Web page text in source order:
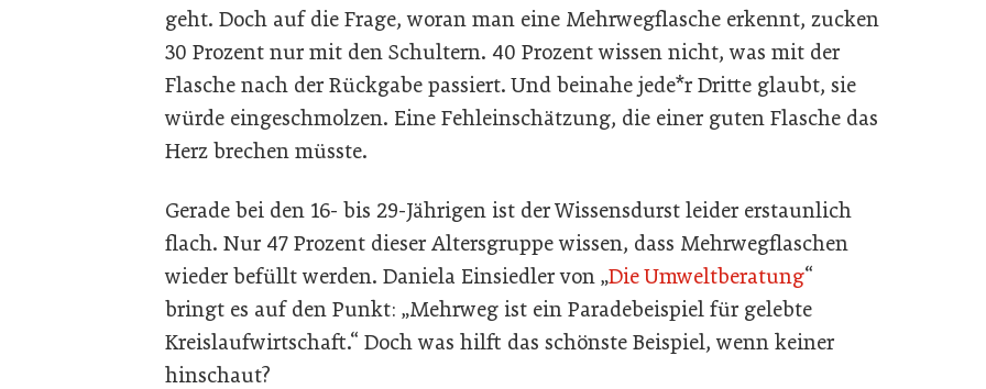
geht. Doch auf die Frage, woran man eine Mehrwegflasche erkennt, zucken
30 Prozent nur mit den Schultern. 40 Prozent wissen nicht, was mit der
Flasche nach der Rückgabe passiert. Und beinahe jede*r Dritte glaubt, sie
würde eingeschmolzen. Eine Fehleinschätzung, die einer guten Flasche das
Herz brechen müsste.
Gerade bei den 16- bis 29-Jährigen ist der Wissensdurst leider erstaunlich
flach. Nur 47 Prozent dieser Altersgruppe wissen, dass Mehrwegflaschen
wieder befüllt werden. Daniela Einsiedler von „Die Umweltberatung“
bringt es auf den Punkt: „Mehrweg ist ein Paradebeispiel für gelebte
Kreislaufwirtschaft.“ Doch was hilft das schönste Beispiel, wenn keiner
hinschaut?